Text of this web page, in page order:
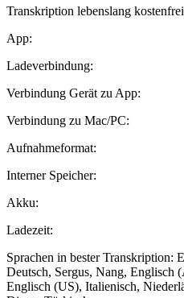
Transkription lebenslang
App: iOS
Ladeverbindung:
Verbindung Gerät zu
Verbindung zu Mac/
Interner
Akku:
Ladezeit: 2
Sprachen in bester Transkription:
Deutsch, Sergus, Nang, Englisch
Englisch (US), Italienisch,